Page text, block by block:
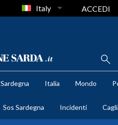
Italy ACCEDI
Sardegna Italia Mondo
Sos Sardegna Incidenti